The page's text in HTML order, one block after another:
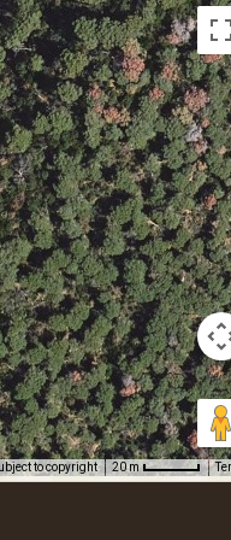
to copyright 20 m